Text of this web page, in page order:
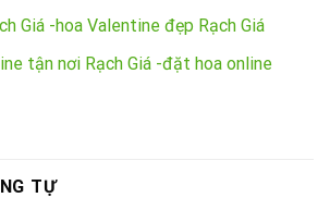
Giá -hoa Valentine đẹp Rạch Giá
tận nơi Rạch Giá -đặt hoa online
TỰ